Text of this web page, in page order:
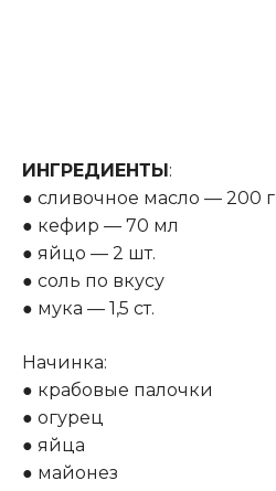
ИНГРЕДИЕНТЫ :
● сливочное масло — 200 г
● кефир — 70 мл
● яйцо — 2 шт.
● соль по вкусу
● мука — 1,5 ст.
Начинка:
● крабовые палочки
● огурец
● яйца
● майонез